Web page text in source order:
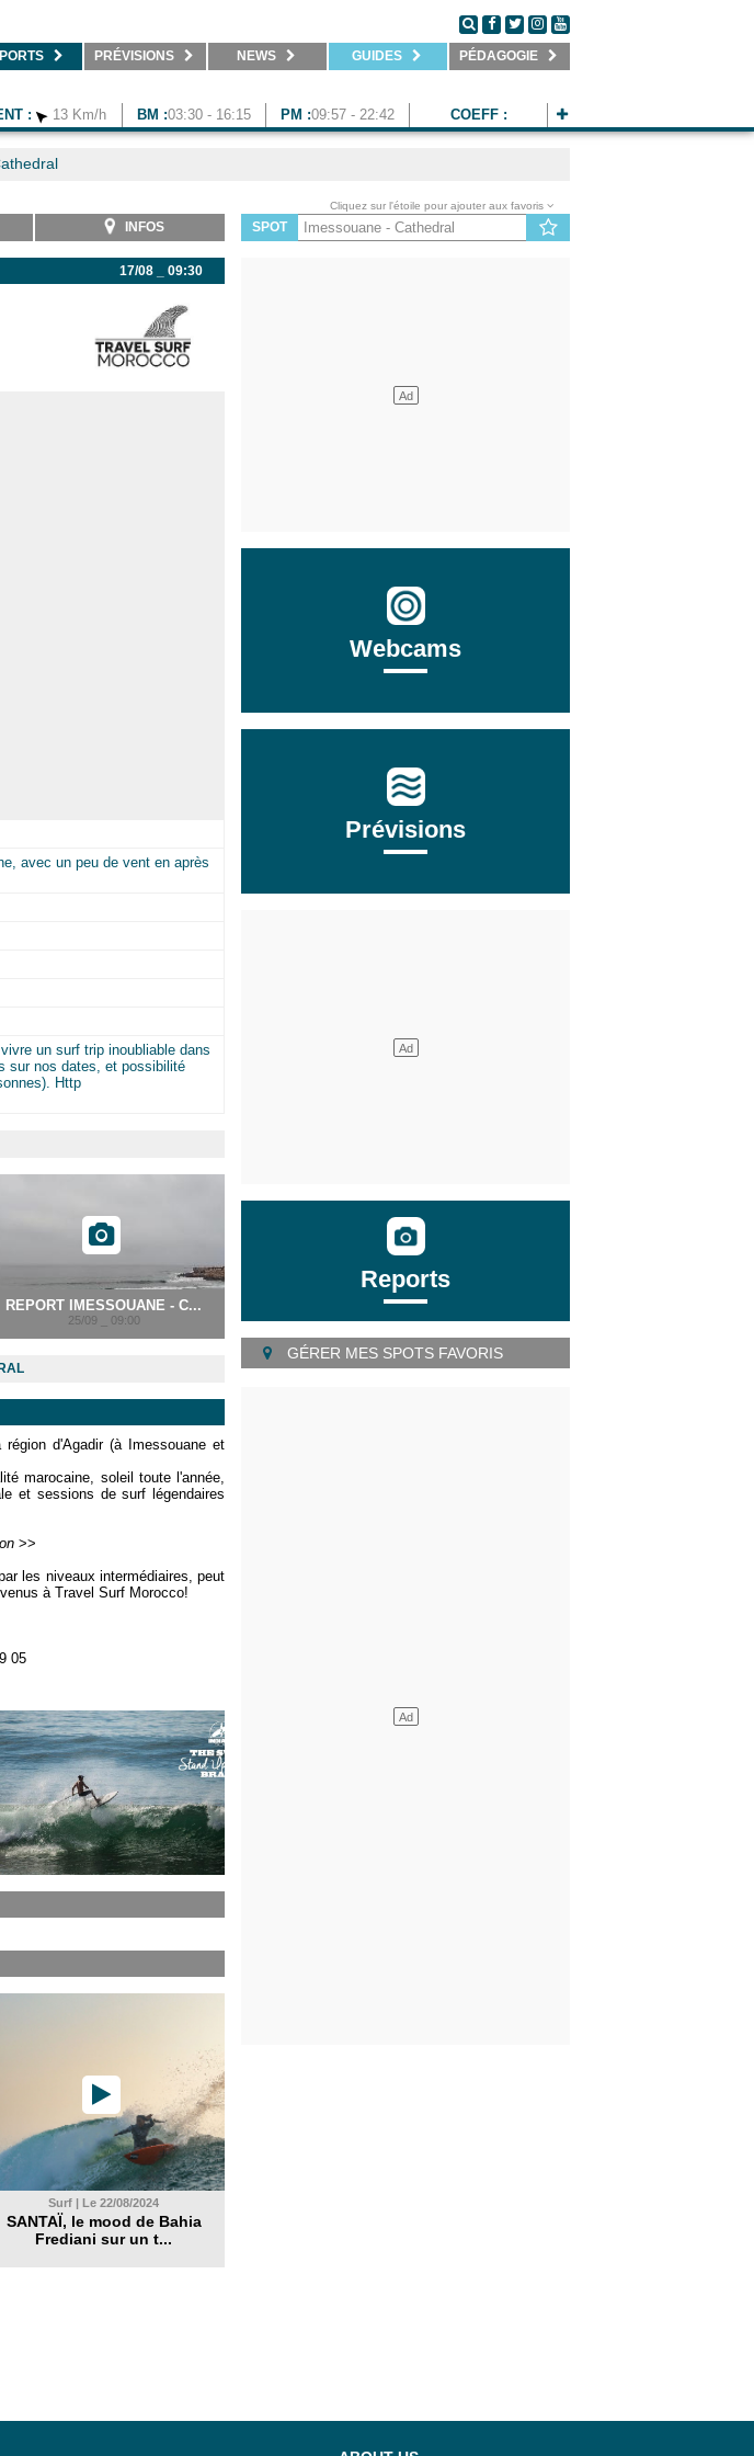
PRÉVISIONS NEWS GUIDES PÉDAGOGIE
: 13 Km/h BM :03:30 - 16:15 PM :09:57 - 22:42 COEFF :
INFOS
17/08 _ 09:30
avec un peu de vent en après
un surf trip inoubliable dans
sur nos dates, et possibilité
Http
REPORT IMESSOUANE - C...
25/09 _ 09:00
d'Agadir (à Imessouane et
marocaine, soleil toute l'année,
et sessions de surf légendaires
>>
les niveaux intermédiaires, peut
à Travel Surf Morocco!
05
Surf | Le 22/08/2024
SANTAÏ, le mood de Bahia
Frediani sur un t...
Cliquez sur l'étoile pour ajouter aux favoris
SPOT
Webcams
Prévisions
Reports
GÉRER MES SPOTS FAVORIS